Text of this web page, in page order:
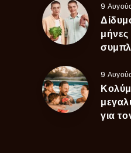
9
μήνες
9
για